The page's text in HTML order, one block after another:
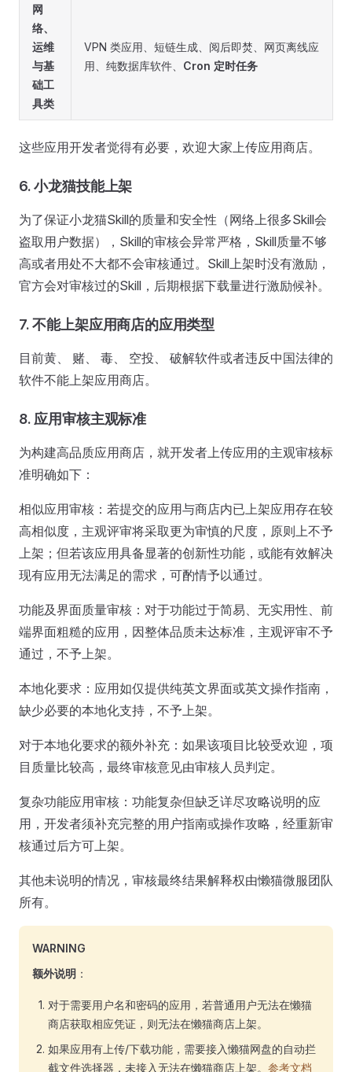
网
络、
运维
与基
础工
具类
VPN 类应用、短链生成、阅后即焚、网页离线应
用、纯数据库软件、 Cron 定时任务
这些应用开发者觉得有必要，欢迎大家上传应用商店。
6. 小龙猫技能上架
为了保证小龙猫Skill的质量和安全性（网络上很多Skill会
盗取用户数据），Skill的审核会异常严格，Skill质量不够
高或者用处不大都不会审核通过。Skill上架时没有激励，
官方会对审核过的Skill，后期根据下载量进行激励候补。
7. 不能上架应用商店的应用类型
目前黄、 赌、 毒、 空投、 破解软件或者违反中国法律的
软件不能上架应用商店。
8. 应用审核主观标准
为构建高品质应用商店，就开发者上传应用的主观审核标
准明确如下：
相似应用审核：若提交的应用与商店内已上架应用存在较
高相似度，主观评审将采取更为审慎的尺度，原则上不予
上架；但若该应用具备显著的创新性功能，或能有效解决
现有应用无法满足的需求，可酌情予以通过。
功能及界面质量审核：对于功能过于简易、无实用性、前
端界面粗糙的应用，因整体品质未达标准，主观评审不予
通过，不予上架。
本地化要求：应用如仅提供纯英文界面或英文操作指南，
缺少必要的本地化支持，不予上架。
对于本地化要求的额外补充：如果该项目比较受欢迎，项
目质量比较高，最终审核意见由审核人员判定。
复杂功能应用审核：功能复杂但缺乏详尽攻略说明的应
用，开发者须补充完整的用户指南或操作攻略，经重新审
核通过后方可上架。
其他未说明的情况，审核最终结果解释权由懒猫微服团队
所有。
WARNING
额外说明 ：
对于需要用户名和密码的应用，若普通用户无法在懒猫
商店获取相应凭证，则无法在懒猫商店上架。
如果应用有上传/下载功能，需要接入懒猫网盘的自动拦
截文件选择器，未接入无法在懒猫商店上架。 参考文档